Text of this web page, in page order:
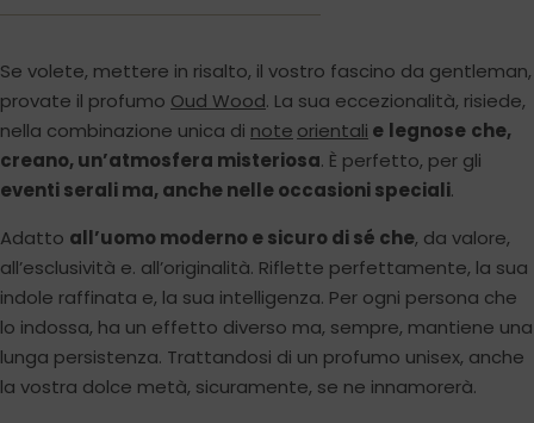
Se volete, mettere in risalto, il vostro fascino da gentleman,
provate il profumo Oud Wood. La sua eccezionalità, risiede,
nella combinazione unica di note orientali e legnose che,
creano, un’atmosfera misteriosa. È perfetto, per gli
eventi serali ma, anche nelle occasioni speciali.
Adatto all’uomo moderno e sicuro di sé che, da valore,
all’esclusività e. all’originalità. Riflette perfettamente, la sua
indole raffinata e, la sua intelligenza. Per ogni persona che
lo indossa, ha un effetto diverso ma, sempre, mantiene una
lunga persistenza. Trattandosi di un profumo unisex, anche
la vostra dolce metà, sicuramente, se ne innamorerà.